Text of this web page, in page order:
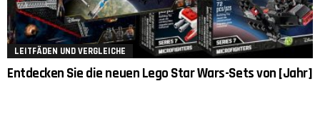
LEITFÄDEN UND VERGLEICHE
Entdecken Sie die neuen Lego Star Wars-Sets von [Jahr]